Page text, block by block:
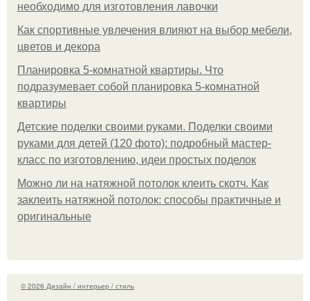
необходимо для изготовления лавочки
Как спортивные увлечения влияют на выбор мебели,
цветов и декора
Планировка 5-комнатной квартиры. Что
подразумевает собой планировка 5-комнатной
квартиры
Детские поделки своими руками. Поделки своими
руками для детей (120 фото): подробный мастер-
класс по изготовлению, идеи простых поделок
Можно ли на натяжной потолок клеить скотч. Как
заклеить натяжной потолок: способы практичные и
оригинальные
© 2026 Дизайн / интерьер / стиль